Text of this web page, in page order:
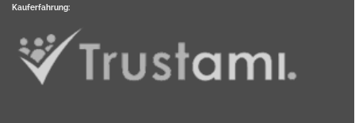
Kauferfahrung: